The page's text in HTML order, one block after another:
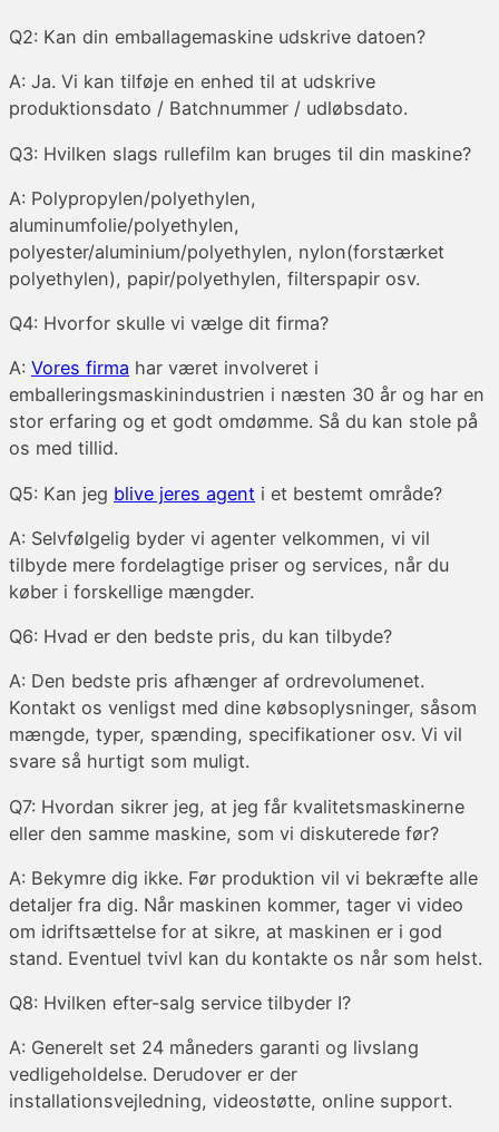
Q2: Kan din emballagemaskine udskrive datoen?
A: Ja. Vi kan tilføje en enhed til at udskrive
produktionsdato / Batchnummer / udløbsdato.
Q3: Hvilken slags rullefilm kan bruges til din maskine?
A: Polypropylen/polyethylen,
aluminumfolie/polyethylen,
polyester/aluminium/polyethylen, nylon(forstærket
polyethylen), papir/polyethylen, filterspapir osv.
Q4: Hvorfor skulle vi vælge dit firma?
A: Vores firma har været involveret i
emballeringsmaskinindustrien i næsten 30 år og har en
stor erfaring og et godt omdømme. Så du kan stole på
os med tillid.
Q5: Kan jeg blive jeres agent i et bestemt område?
A: Selvfølgelig byder vi agenter velkommen, vi vil
tilbyde mere fordelagtige priser og services, når du
køber i forskellige mængder.
Q6: Hvad er den bedste pris, du kan tilbyde?
A: Den bedste pris afhænger af ordrevolumenet.
Kontakt os venligst med dine købsoplysninger, såsom
mængde, typer, spænding, specifikationer osv. Vi vil
svare så hurtigt som muligt.
Q7: Hvordan sikrer jeg, at jeg får kvalitetsmaskinerne
eller den samme maskine, som vi diskuterede før?
A: Bekymre dig ikke. Før produktion vil vi bekræfte alle
detaljer fra dig. Når maskinen kommer, tager vi video
om idriftsættelse for at sikre, at maskinen er i god
stand. Eventuel tvivl kan du kontakte os når som helst.
Q8: Hvilken efter-salg service tilbyder I?
A: Generelt set 24 måneders garanti og livslang
vedligeholdelse. Derudover er der
installationsvejledning, videostøtte, online support.